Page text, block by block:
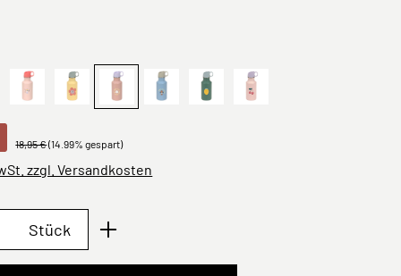
Steel Happy Trails Frog
Sunny Explorer,
Bottle Stainless Steel Happy Trails Flower
Rosa Pattern Party, Blau
LemonFruits Cherry
18,95 €(14.99% gespart)
zzgl. Versandkosten
Gib den gewünschten Wert ein
Stück